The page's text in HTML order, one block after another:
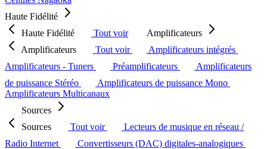
Haute Fidélité
Haute Fidélité
Tout voir
Amplificateurs
Amplificateurs
Tout voir
Amplificateurs intégrés
Amplificateurs - Tuners
Préamplificateurs
Amplificateurs
de puissance Stéréo
Amplificateurs de puissance Mono
Amplificateurs Multicanaux
Sources
Sources
Tout voir
Lecteurs de musique en réseau /
Radio Internet
Convertisseurs (DAC) digitales-analogiques